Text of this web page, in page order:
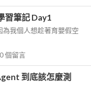
習筆記 Day1
我個人想趁著育嬰假空
0個留言
到底該怎麼測